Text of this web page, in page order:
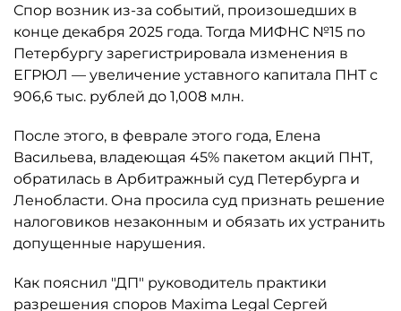
Спор возник из-за событий, произошедших в
конце декабря 2025 года. Тогда МИФНС №15 по
Петербургу зарегистрировала изменения в
ЕГРЮЛ — увеличение уставного капитала ПНТ с
906,6 тыс. рублей до 1,008 млн.
После этого, в феврале этого года, Елена
Васильева, владеющая 45% пакетом акций ПНТ,
обратилась в Арбитражный суд Петербурга и
Ленобласти. Она просила суд признать решение
налоговиков незаконным и обязать их устранить
допущенные нарушения.
Как пояснил "ДП" руководитель практики
разрешения споров Maxima Legal Сергей